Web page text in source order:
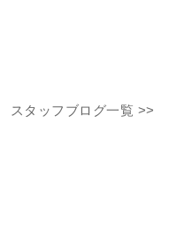
スタッフブログ一覧 >>